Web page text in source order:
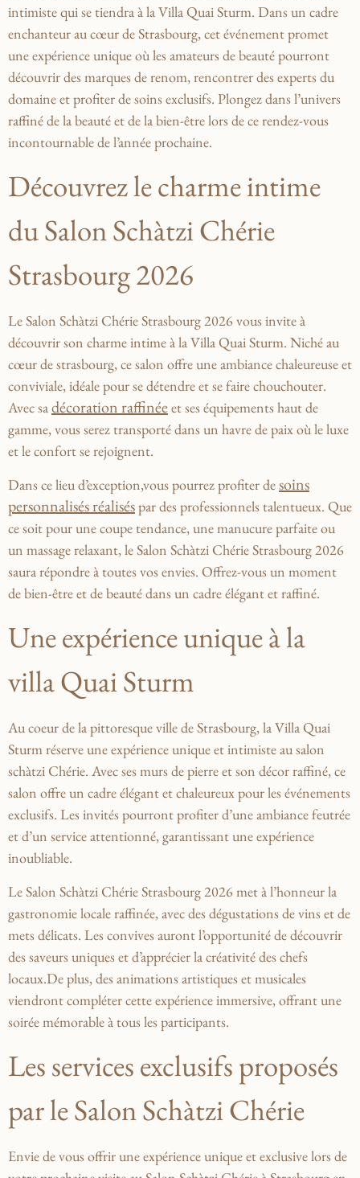
intimiste qui ​se tiendra à la Villa ‍Quai Sturm. Dans un cadre
enchanteur ⁤au cœur⁣ de Strasbourg,⁢ cet événement promet
une expérience unique ⁢où les amateurs‍ de beauté pourront
⁤découvrir des marques de renom, rencontrer des experts du
domaine et profiter de ‌soins exclusifs. Plongez dans l’univers
raffiné de la beauté et de la bien-être lors‍ de ce rendez-vous
incontournable de l’année prochaine.
Découvrez le ‍charme intime
⁤du Salon Schàtzi Chérie
⁣Strasbourg 2026
Le Salon ⁤Schàtzi Chérie‍ Strasbourg 2026vous invite à​
découvrir son charme intime à la Villa Quai Sturm. Niché‌ au
cœur de strasbourg, ce salon offre‌ une ambiance chaleureuse et
conviviale, idéale pour se ‌détendre ⁢et se​ faire‍ chouchouter.
Avec⁤ sa⁤décoration raffinéeet ses équipements haut de
gamme, vous serez transporté dans⁢ un havre de paix où le luxe
et le confort se rejoignent.
Dans ce lieu d’exception,vous pourrez profiter ​desoins
personnalisés réaliséspar des professionnels talentueux. Que
ce soit pour une coupe tendance, une manucure parfaite ou
un massage relaxant, le Salon Schàtzi Chérie Strasbourg 2026
saura répondre à toutes vos envies. Offrez-vous un moment
de bien-être et de beauté dans un cadre élégant ​et raffiné.
Une expérience unique à la‌
villa Quai Sturm
Au coeur de‍ la pittoresque ville de Strasbourg, la Villa Quai
Sturm réserve une expérience unique et ⁣intimiste au salon
schàtzi Chérie. Avec ses murs de pierre et⁣ son décor raffiné, ce
salon ⁣offre un cadre élégant et‌ chaleureux pour les événements
exclusifs. Les ⁣invités⁣ pourront profiter⁢ d’une ambiance feutrée
et⁣ d’un service attentionné, garantissant⁢ une expérience
inoubliable.
Le Salon⁤ Schàtzi Chérie Strasbourg 2026 met à l’honneur la
gastronomie locale raffinée, avec des dégustations de vins et de
mets délicats. Les‍ convives auront l’opportunité de découvrir
⁢des saveurs uniques et d’apprécier ‍la ⁣créativité des chefs
locaux.De‌ plus, des animations artistiques et musicales
viendront compléter cette expérience immersive, offrant une
soirée mémorable à ⁤tous les participants.
Les services exclusifs proposés​
par le Salon Schàtzi Chérie
Envie de vous offrir une expérience unique et‌ exclusive lors de